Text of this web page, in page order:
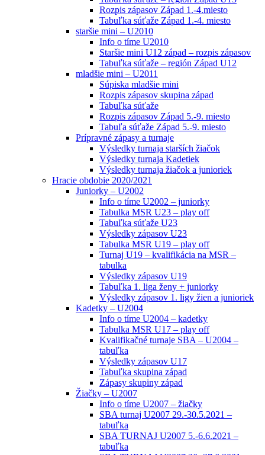
Rozpis zápasov Západ 1.-4.miesto
Tabuľka súťaže Západ 1.-4. miesto
staršie mini – U2010
Info o tíme U2010
Staršie mini U12 západ – rozpis zápasov
Tabuľka súťaže – región Západ U12
mladšie mini – U2011
Súpiska mladšie mini
Rozpis zápasov skupina západ
Tabuľka súťaže
Rozpis zápasov Západ 5.-9. miesto
Tabuľa súťaže Západ 5.-9. miesto
Prípravné zápasy a turnaje
Výsledky turnaja starších žiačok
Výsledky turnaja Kadetiek
Výsledky turnaja žiačok a junioriek
Hracie obdobie 2020/2021
Juniorky – U2002
Info o tíme U2002 – juniorky
Tabulka MSR U23 – play off
Tabuľka súťaže U23
Výsledky zápasov U23
Tabulka MSR U19 – play off
Turnaj U19 – kvalifikácia na MSR –
tabulka
Výsledky zápasov U19
Tabuľka 1. liga ženy + juniorky
Výsledky zápasov 1. ligy žien a junioriek
Kadetky – U2004
Info o tíme U2004 – kadetky
Tabulka MSR U17 – play off
Kvalifikačné turnaje SBA – U2004 –
tabuľka
Výsledky zápasov U17
Tabuľka skupina západ
Zápasy skupiny západ
Žiačky – U2007
Info o tíme U2007 – žiačky
SBA turnaj U2007 29.-30.5.2021 –
tabuľka
SBA TURNAJ U2007 5.-6.6.2021 –
tabuľka